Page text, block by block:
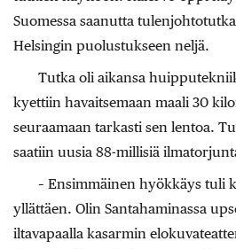
Suomessa saanutta
Helsingin puolustukseen neljä.
Tutka oli aikansa
kyettiin havaitsemaan maali 30
seuraamaan tarkasti sen lentoa.
saatiin uusia 88-millisiä
– Ensimmäinen hyökkäys tuli
yllättäen. Olin Santahaminassa
iltavapaalla kasarmin